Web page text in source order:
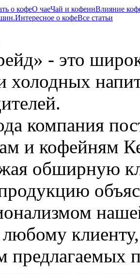
о кофеО чаеЧай и кофеинВлияние
Интересное о кофеВсе статьи
- это
холодных
компания
и кофейням
обширную
предлагаемых